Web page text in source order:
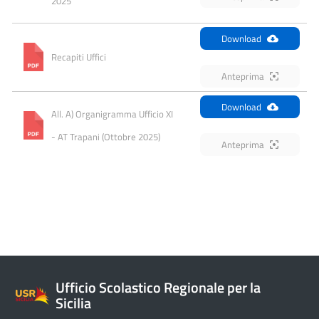
Recapiti Uffici
Download
Anteprima
All. A) Organigramma Ufficio XI
- AT Trapani (Ottobre 2025)
Download
Anteprima
Ufficio Scolastico Regionale per la
Sicilia